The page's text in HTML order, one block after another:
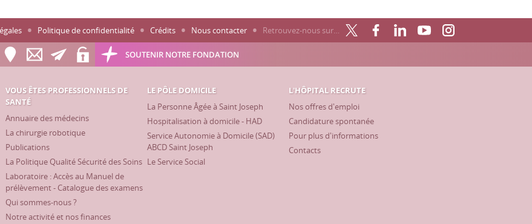
Politique de confidentialité Crédits Nous contacter Retrouvez-nous sur…
SOUTENIR NOTRE FONDATION
VOUS ÊTES PROFESSIONNELS DE
SANTÉ
Annuaire des médecins
La chirurgie robotique
Publications
La Politique Qualité Sécurité des Soins
Laboratoire : Accès au Manuel de
prélèvement - Catalogue des examens
Qui sommes-nous ?
Notre activité et nos finances
LE PÔLE DOMICILE
La Personne Âgée à Saint Joseph
Hospitalisation à domicile - HAD
Service Autonomie à Domicile (SAD)
ABCD Saint Joseph
Le Service Social
L'HÔPITAL RECRUTE
Nos offres d'emploi
Candidature spontanée
Pour plus d'informations
Contacts